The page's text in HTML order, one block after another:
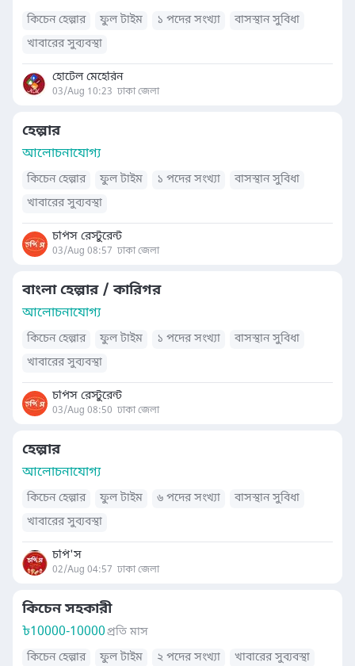
কিচেন হেল্পার ফুল টাইম ১ পদের সংখ্যা
বাসস্থান সুবিধা
খাবারের সুব্যবস্থা
হোটেল মেহেরিন
03/Aug 10:23 ঢাকা জেলা
হেল্পার
আলোচনাযোগ্য
কিচেন হেল্পার ফুল টাইম ১ পদের সংখ্যা
বাসস্থান সুবিধা
খাবারের সুব্যবস্থা
চপিস রেস্টুরেন্ট
03/Aug 08:57 ঢাকা জেলা
বাংলা হেল্পার / কারিগর
আলোচনাযোগ্য
কিচেন হেল্পার ফুল টাইম ১ পদের সংখ্যা
বাসস্থান সুবিধা
খাবারের সুব্যবস্থা
চপিস রেস্টুরেন্ট
03/Aug 08:50 ঢাকা জেলা
হেল্পার
আলোচনাযোগ্য
কিচেন হেল্পার ফুল টাইম ৬ পদের সংখ্যা
বাসস্থান সুবিধা
খাবারের সুব্যবস্থা
চপি'স
02/Aug 04:57 ঢাকা জেলা
কিচেন সহকারী
৳10000-10000প্রতি মাস
কিচেন হেল্পার
ফুল টাইম ২ পদের সংখ্যা
খাবারের সুব্যবস্থা